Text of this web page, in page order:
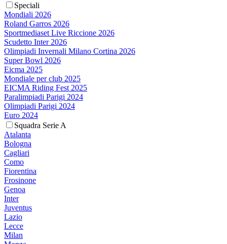
Speciali
Mondiali 2026
Roland Garros 2026
Sportmediaset Live Riccione 2026
Scudetto Inter 2026
Olimpiadi Invernali Milano Cortina 2026
Super Bowl 2026
Eicma 2025
Mondiale per club 2025
EICMA Riding Fest 2025
Paralimpiadi Parigi 2024
Olimpiadi Parigi 2024
Euro 2024
Squadra Serie A
Atalanta
Bologna
Cagliari
Como
Fiorentina
Frosinone
Genoa
Inter
Juventus
Lazio
Lecce
Milan